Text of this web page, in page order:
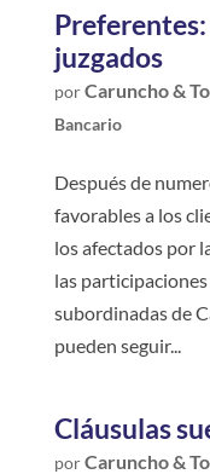
juzgados
porCaruncho &
Bancario
Después de
favorables a los
los afectados por
las
subordinadas de
pueden seguir...
Cláusulas
porCaruncho &